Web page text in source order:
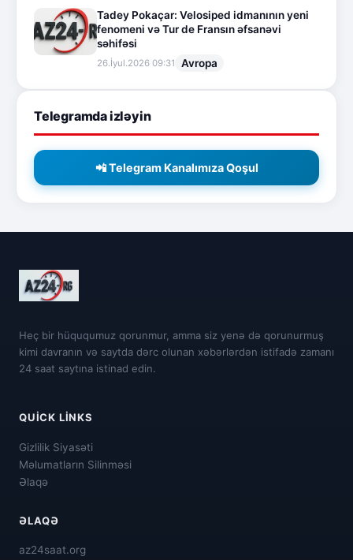
Tadey Pokaçar: Velosiped idmanının yeni
fenomeni və Tur de Fransın əfsanəvi
səhifəsi
26.İyul.2026 09:31 Avropa
Telegramda izləyin
📲 Telegram Kanalımıza Qoşul
Heç bir hüququmuz qorunmur, amma siz yenə də qorunurmuş
kimi davranın və saytda dərc olunan xəbərlərdən istifadə zamanı
24 saat saytına istinad edin.
QUICK LINKS
Gizlilik Siyasəti
Məlumatların Silinməsi
Əlaqə
ƏLAQƏ
az24saat.org